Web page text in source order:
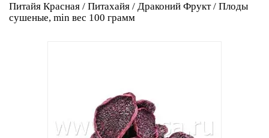
Питайя Красная / Питахайя / Драконий Фрукт / Плоды
сушеные, min вес 100 грамм